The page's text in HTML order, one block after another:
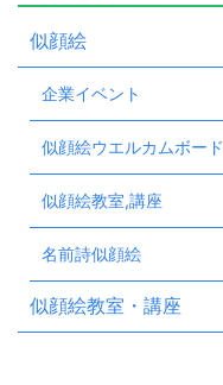
似顔絵
企業イベント
似顔絵ウエルカムボード
似顔絵教室,講座
名前詩似顔絵
似顔絵教室・講座